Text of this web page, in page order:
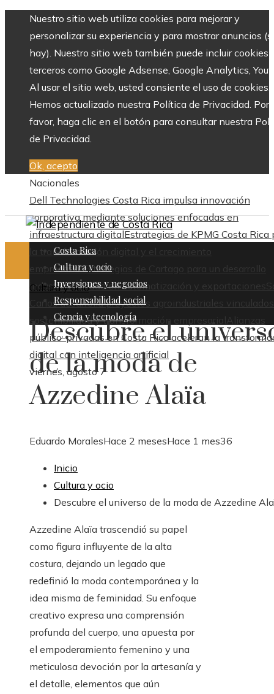
Nuestro sitio web utiliza cookies para mejorar y
personalizar su experiencia y para mostrar anuncios
hay). Nuestro sitio web también puede incluir cookies
terceros como Google Adsense, Google Analytics,
Al usar el sitio web, usted consiente el uso de cookies.
Hemos actualizado nuestra Política de Privacidad. Por
favor, haga clic en el botón para consultar nuestra
de Privacidad.
Ok, acepto
Nacionales
Dell Technologies Costa Rica impulsa innovación
corporativa mediante soluciones enfocadas en
infraestructura digitalEstrategias de KPMG Costa Rica
la transformación digital y el crecimiento
empresarialEstrategias de Cartago para un desarrollo
industrial basado en automatización y exportaciones
Carlos desarrolla proyectos agroindustriales
sostenibilidad y transformación empresarial Alianzas
público-privadas en Costa Rica aceleran la
digital con inteligencia artificial
viernes, agosto 7
Costa Rica
Cultura y ocio
Inversiones y negocios
Responsabilidad social
Ciencia y tecnología
Cultura y ocio
Descubre el
de la moda de
Azzedine Alaïa
Eduardo MoralesHace 2 mesesHace 1 mes36
Inicio
Cultura y ocio
Descubre el universo de la moda de Azzedine
Azzedine Alaïa trascendió su papel
como figura influyente de la alta
costura, dejando un legado que
redefinió la moda contemporánea y la
idea misma de feminidad. Su enfoque
creativo expresa una comprensión
profunda del cuerpo, una apuesta por
el empoderamiento femenino y una
meticulosa devoción por la artesanía y
el detalle, elementos que aún